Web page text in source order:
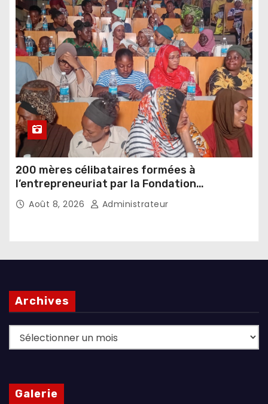
200 mères célibataires formées à
l’entrepreneuriat par la Fondation
Umugiraneza et l’OPDD
Août 8, 2026 Administrateur
Archives
Archives
Galerie